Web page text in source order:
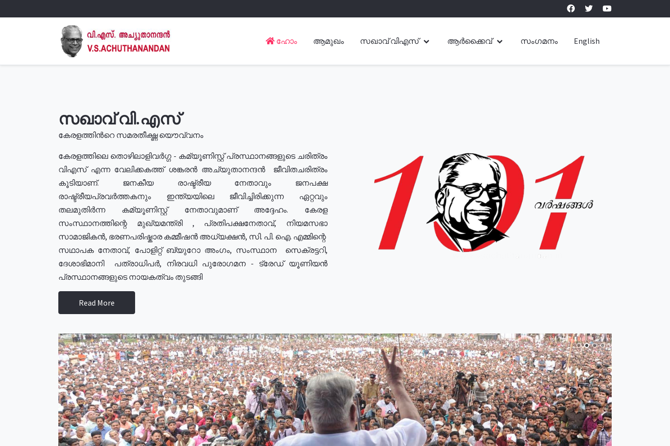
ഹോം ആമുഖം സഖാവ് വിഎസ് ആർക്കൈവ് സംഗമനം English
സഖാവ് വി.എസ്
കേരളത്തിൻറെ സമരതീക്ഷ്ണ യൌവ്വനം
കേരളത്തിലെ തൊഴിലാളിവർഗ്ഗ - കമ്യൂണിസ്റ്റ് പ്രസ്ഥാനങ്ങളുടെ ചരിത്രം
വിഎസ് എന്ന വേലിക്കകത്ത് ശങ്കരൻ അച്യുതാനന്ദൻ ജീവിതചരിത്രം
കൂടിയാണ്. ജനകീയ രാഷ്ട്രീയ നേതാവും ജനപക്ഷ
രാഷ്ട്രീയപ്രവർത്തകനും ഇന്ത്യയിലെ ജീവിച്ചിരിക്കുന്ന ഏറ്റവും
തലമുതിർന്ന കമ്യൂണിസ്റ്റ് നേതാവുമാണ് അദ്ദേഹം. കേരള
സംസ്ഥാനത്തിന്റെ മുഖ്യമന്ത്രി , പ്രതിപക്ഷനേതാവ്, നിയമസഭാ
സാമാജികൻ, ഭരണപരിഷ്കാര കമ്മീഷൻ അധ്യക്ഷൻ, സി. പി. ഐ. എമ്മിന്റെ
സഥാപക നേതാവ്, പോളിറ്റ് ബ്യുറോ അംഗം, സംസ്ഥാന സെക്രട്ടറി,
ദേശാഭിമാനി പത്രാധിപർ, നിരവധി പുരോഗമന - ട്രേഡ് യൂണിയൻ
പ്രസ്ഥാനങ്ങളുടെ നായകത്വം തുടങ്ങി
Read More